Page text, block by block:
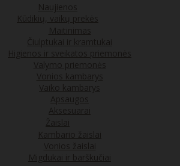
Naujienos
Kūdikių, vaikų prekės
Maitinimas
Čiulptukai ir kramtukai
Higienos ir sveikatos priemonės
Valymo priemonės
Vonios kambarys
Vaiko kambarys
Apsaugos
Aksesuarai
Žaislai
Kambario žaislai
Vonios žaislai
Migdukai ir barškučiai